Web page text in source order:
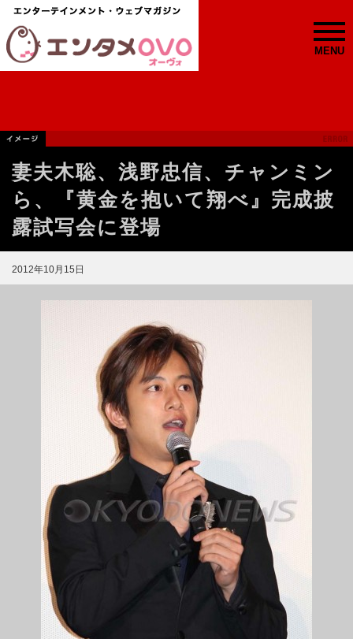
MENU
妻夫木聡、浅野忠信、チャンミン
ら、『黄金を抱いて翔べ』完成披
露試写会に登場
2012年10月15日